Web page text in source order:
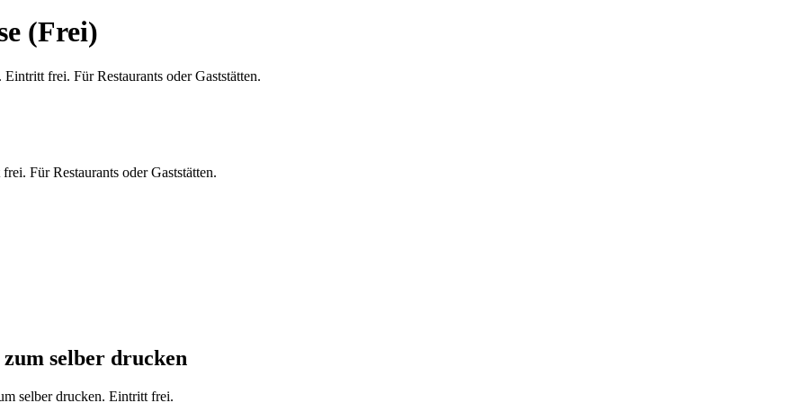
(Frei)
Für Restaurants oder Gaststätten.
selber drucken
selber drucken. Eintritt frei.